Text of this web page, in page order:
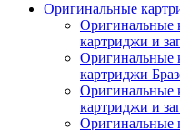
Оригинальные
Оригинальные
картриджи и
Оригинальные
картриджи
Оригинальные
картриджи и
Оригинальные